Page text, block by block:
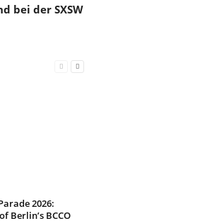
bei der SXSW
2026:
Berlin’s BCCO